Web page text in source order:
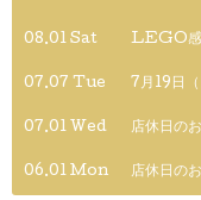
08.01 Sat LEGO感
07.07 Tue 7月19日（
07.01 Wed 店休日の
06.01 Mon 店休日の